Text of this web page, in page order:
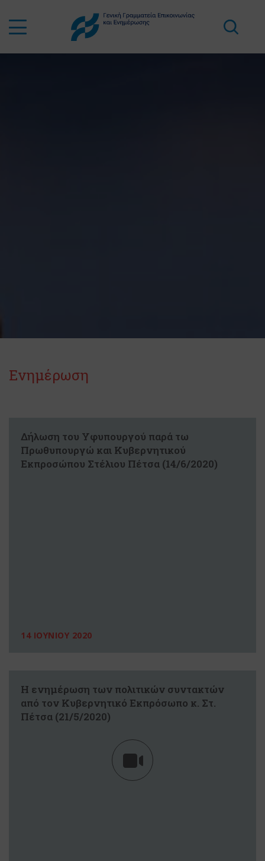
Ενημέρωση
Δήλωση του Υφυπουργού παρά τω
Πρωθυπουργώ και Κυβερνητικού
Εκπροσώπου Στέλιου Πέτσα (14/6/2020)
14 ΙΟΥΝΙΟΥ 2020
Η ενημέρωση των πολιτικών συντακτών
από τον Κυβερνητικό Εκπρόσωπο κ. Στ.
Πέτσα (21/5/2020)